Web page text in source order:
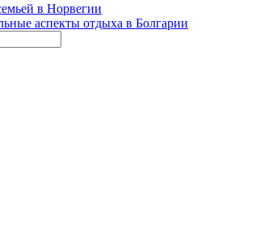
в Норвегии
аспекты отдыха в Болгарии